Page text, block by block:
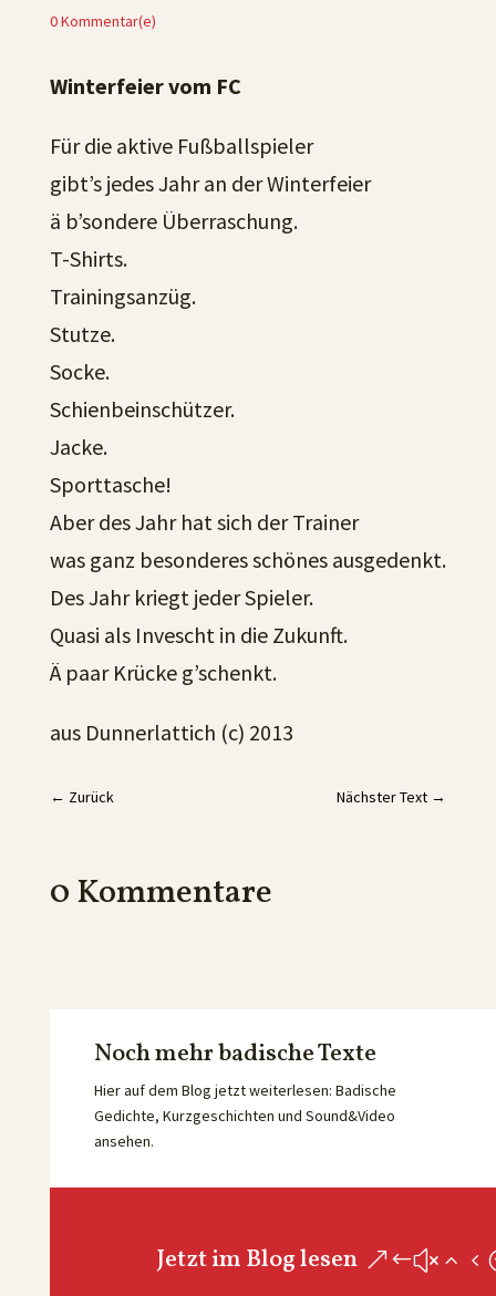
0 Kommentar(e)
Winterfeier vom FC
Für die aktive Fußballspieler
gibt’s jedes Jahr an der Winterfeier
ä b’sondere Überraschung.
T-Shirts.
Trainingsanzüg.
Stutze.
Socke.
Schienbeinschützer.
Jacke.
Sporttasche!
Aber des Jahr hat sich der Trainer
was ganz besonderes schönes ausgedenkt.
Des Jahr kriegt jeder Spieler.
Quasi als Invescht in die Zukunft.
Ä paar Krücke g’schenkt.
aus Dunnerlattich (c) 2013
← Zurück Nächster Text →
0 Kommentare
Noch mehr badische Texte
Hier auf dem Blog jetzt weiterlesen: Badische
Gedichte, Kurzgeschichten und Sound&Video
ansehen.
Jetzt im Blog lesen